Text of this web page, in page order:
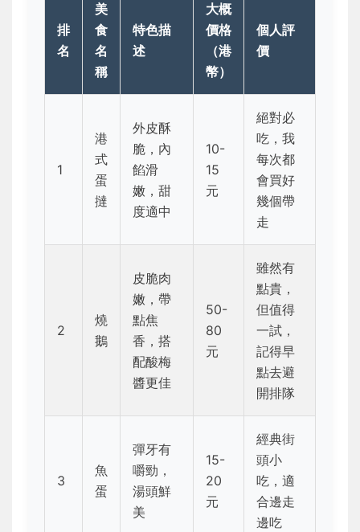
排
名
美
食
名
稱
特色描
述
大概
價格
（港
幣）
個人評
價
1
港
式
蛋
撻
外皮酥
脆，內
餡滑
嫩，甜
度適中
10-
15
元
絕對必
吃，我
每次都
會買好
幾個帶
走
2
燒
鵝
皮脆肉
嫩，帶
點焦
香，搭
配酸梅
醬更佳
50-
80
元
雖然有
點貴，
但值得
一試，
記得早
點去避
開排隊
3
魚
蛋
彈牙有
嚼勁，
湯頭鮮
美
15-
20
元
經典街
頭小
吃，適
合邊走
邊吃